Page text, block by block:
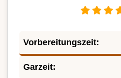
Vorbereitungszeit:
Garzeit: